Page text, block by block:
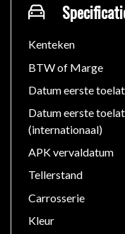
- 12Volt aansluiting
- Multi Media
- Bluetooth
- Touch screen
- Pianolak
-
- Stoffen comfort
Veiligheid:
-
- Brake Assist
- Isofix
Kenteken
BTW of Marge
Datum eerste
Datum eerste
(internationaal)
APK vervaldatum
Tellerstand
Carrosserie
Kleur